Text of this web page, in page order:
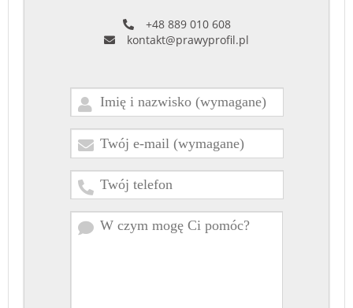
+48 889 010 608
kontakt@prawyprofil.pl